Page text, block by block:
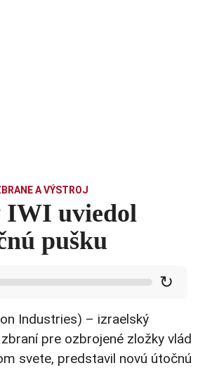
A VÝSTROJ
IWI uviedol
pušku
↻
Industries) – izraelský
pre ozbrojené zložky vlád
svete, predstavil novú útočnú